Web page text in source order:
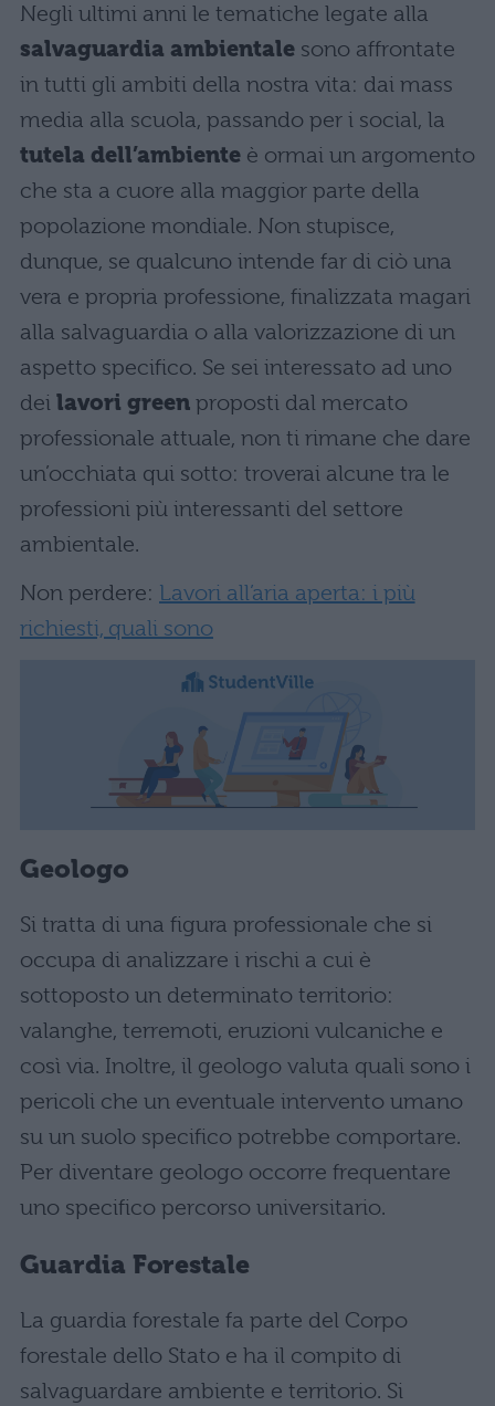
Negli ultimi anni le tematiche legate alla
salvaguardia ambientale sono affrontate
in tutti gli ambiti della nostra vita: dai mass
media alla scuola, passando per i social, la
tutela dell’ambiente è ormai un argomento
che sta a cuore alla maggior parte della
popolazione mondiale. Non stupisce,
dunque, se qualcuno intende far di ciò una
vera e propria professione, finalizzata magari
alla salvaguardia o alla valorizzazione di un
aspetto specifico. Se sei interessato ad uno
dei lavori green proposti dal mercato
professionale attuale, non ti rimane che dare
un’occhiata qui sotto: troverai alcune tra le
professioni più interessanti del settore
ambientale.
Non perdere: Lavori all’aria aperta: i più
richiesti, quali sono
Geologo
Si tratta di una figura professionale che si
occupa di analizzare i rischi a cui è
sottoposto un determinato territorio:
valanghe, terremoti, eruzioni vulcaniche e
così via. Inoltre, il geologo valuta quali sono i
pericoli che un eventuale intervento umano
su un suolo specifico potrebbe comportare.
Per diventare geologo occorre frequentare
uno specifico percorso universitario.
Guardia Forestale
La guardia forestale fa parte del Corpo
forestale dello Stato e ha il compito di
salvaguardare ambiente e territorio. Si